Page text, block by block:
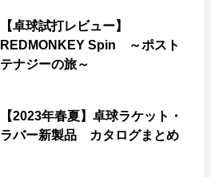
【卓球試打レビュー】
REDMONKEY Spin ～ポスト
テナジーの旅～
【2023年春夏】卓球ラケット・
ラバー新製品 カタログまとめ